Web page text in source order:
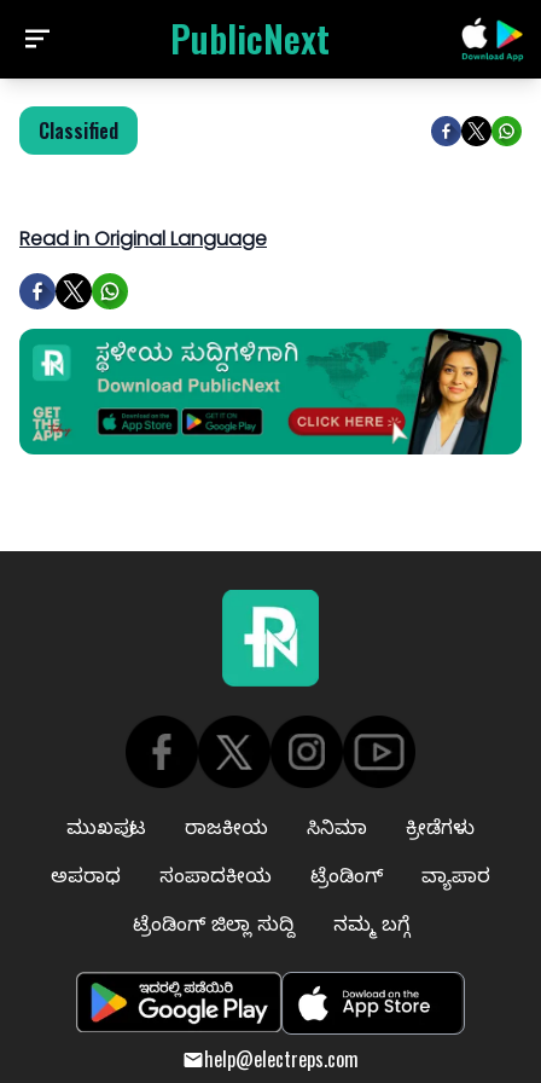
PublicNext
Classified
Read in Original Language
ಮುಖಪುಟ ರಾಜಕೀಯ ಸಿನಿಮಾ
ಕ್ರೀಡೆಗಳು
ಅಪರಾಧ
ಸಂಪಾದಕೀಯ ಟ್ರೆಂಡಿಂಗ್
ವ್ಯಾಪಾರ
ಟ್ರೆಂಡಿಂಗ್ ಜಿಲ್ಲಾ ಸುದ್ದಿ
ನಮ್ಮ ಬಗ್ಗೆ
help@electreps.com